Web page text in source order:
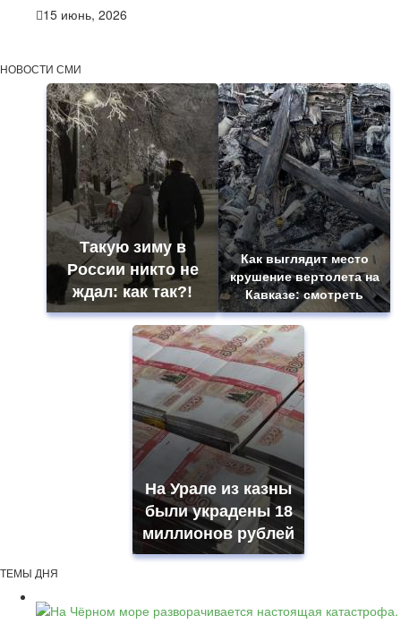
15 июнь, 2026
НОВОСТИ СМИ
Такую зиму в
России никто не
ждал: как так?!
Как выглядит место
крушение вертолета на
Кавказе: смотреть
На Урале из казны
были украдены 18
миллионов рублей
ТЕМЫ ДНЯ